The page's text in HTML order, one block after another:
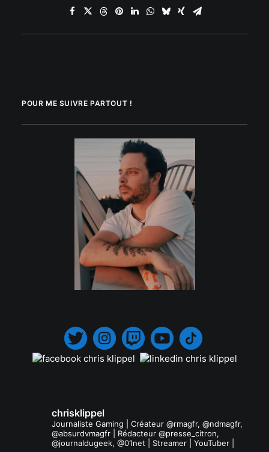
POUR ME SUIVRE PARTOUT !
chrisklippel
Journaliste Gaming | Créateur @rmagfr, @ndmagfr,
@absurdvmagfr | Rédacteur @presse_citron,
@journaldugeek, @01net | Streamer | YouTuber |